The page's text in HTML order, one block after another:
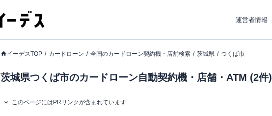
運営者情報
イーデスTOP カードローン 全国のカードローン契約機・店舗検索 茨城県 つくば市
茨城県つくば市のカードローン自動契約機・店舗・ATM (2件)
このページにはPRリンクが含まれています